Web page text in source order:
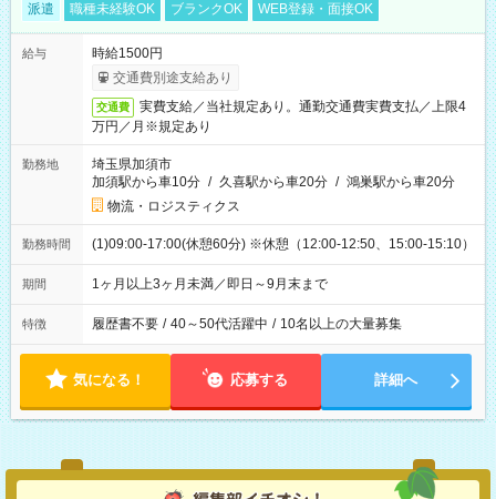
派遣 職種未経験OK ブランクOK WEB登録・面接OK
給与
時給1500円
交通費別途支給あり
交通費
実費支給／当社規定あり。通勤交通費実費支払／上限4
万円／月※規定あり
勤務地
埼玉県加須市
加須駅から車10分 / 久喜駅から車20分 / 鴻巣駅から車20分
物流・ロジスティクス
勤務時間 (1)09:00-17:00(休憩60分) ※休憩（12:00-12:50、15:00-15:10）
期間 1ヶ月以上3ヶ月未満／即日～9月末まで
特徴 履歴書不要 / 40～50代活躍中 / 10名以上の大量募集
気になる！ 応募する 詳細へ